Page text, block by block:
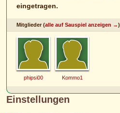
eingetragen.
Mitglieder (alle auf Sauspiel anzeigen →)
phipsi00 Kommo1
Einstellungen